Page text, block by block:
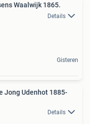
Waalwijk 1865.
Details
Gisteren
Jong Udenhot 1885-
Details